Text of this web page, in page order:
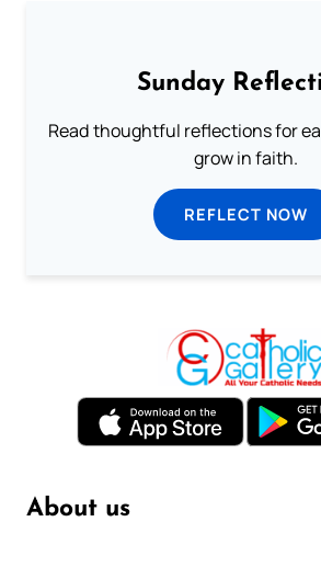
Sunday
Read thoughtful reflections for
grow in faith.
REFLECT NOW
About us